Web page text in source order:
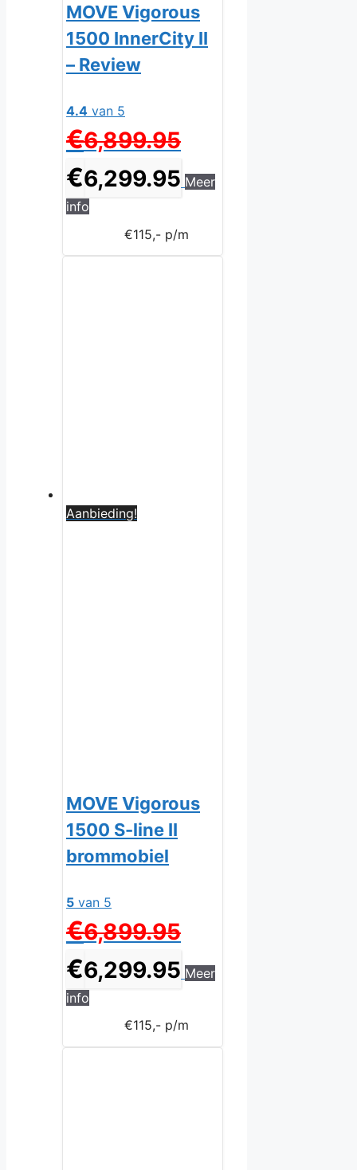
MOVE Vigorous
1500 InnerCity II
– Review
4.4 van 5
€6,899.95prijs
€6,899.95.
€6,299.95prijs
Meer
info
€115,- p/m
Aanbieding!
MOVE Vigorous
1500 S-line II
brommobiel
5 van 5
€6,899.95prijs
€6,899.95.
€6,299.95prijs
Meer
info
€115,- p/m